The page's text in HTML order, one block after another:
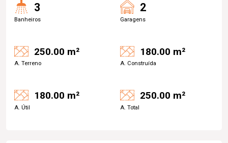
3
Banheiros
2
Garagens
250.00 m²
A. Terreno
180.00 m²
A. Construída
180.00 m²
A. Útil
250.00 m²
A. Total